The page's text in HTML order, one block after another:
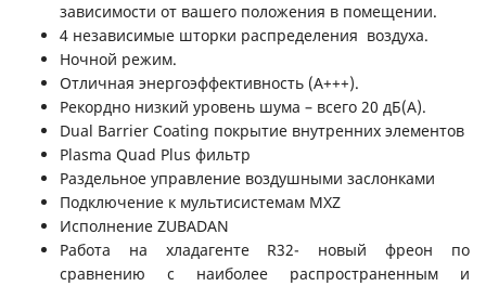
зависимости от вашего положения в помещении.
4 независимые шторки распределения воздуха.
Ночной режим.
Отличная энергоэффективность (А+++).
Рекордно низкий уровень шума – всего 20 дБ(А).
Dual Barrier Coating покрытие внутренних элементов
Plasma Quad Plus фильтр
Раздельное управление воздушными заслонками
Подключение к мультисистемам MXZ
Исполнение ZUBADAN
Работа на хладагенте R32- новый фреон по
сравнению с наиболее распространенным и